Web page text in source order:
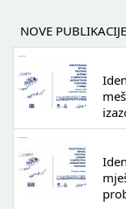
NOVE PUBLIKACIJE